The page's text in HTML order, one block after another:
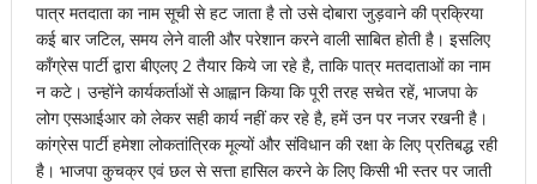
पात्र मतदाता का नाम सूची से हट जाता है तो उसे दोबारा जुड़वाने की प्रक्रिया
कई बार जटिल, समय लेने वाली और परेशान करने वाली साबित होती है। इसलिए
काँग्रेस पार्टी द्वारा बीएलए 2 तैयार किये जा रहे है, ताकि पात्र मतदाताओं का नाम
न कटे। उन्होंने कार्यकर्ताओं से आह्वान किया कि पूरी तरह सचेत रहें, भाजपा के
लोग एसआईआर को लेकर सही कार्य नहीं कर रहे है, हमें उन पर नजर रखनी है।
कांग्रेस पार्टी हमेशा लोकतांत्रिक मूल्यों और संविधान की रक्षा के लिए प्रतिबद्ध रही
है। भाजपा कुचक्र एवं छल से सत्ता हासिल करने के लिए किसी भी स्तर पर जाती